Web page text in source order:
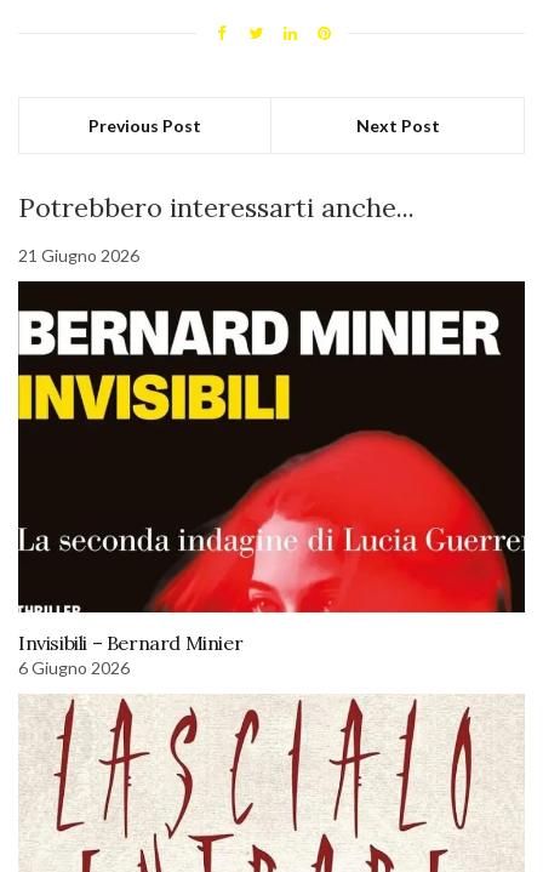
Previous Post Next Post
Potrebbero interessarti anche...
21 Giugno 2026
Invisibili – Bernard Minier
6 Giugno 2026